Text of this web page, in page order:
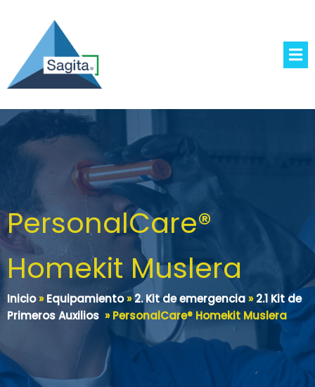
PersonalCare®
Homekit Muslera
Inicio»Equipamiento»2. Kit de emergencia»2.1 Kit de
Primeros Auxilios »PersonalCare® Homekit Muslera